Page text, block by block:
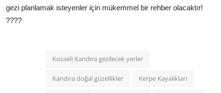
gezi planlamak isteyenler için mükemmel bir rehber olacaktır!
????
Kocaeli Kandıra gezilecek yerler
Kandıra doğal güzellikler Kerpe Kayalıkları